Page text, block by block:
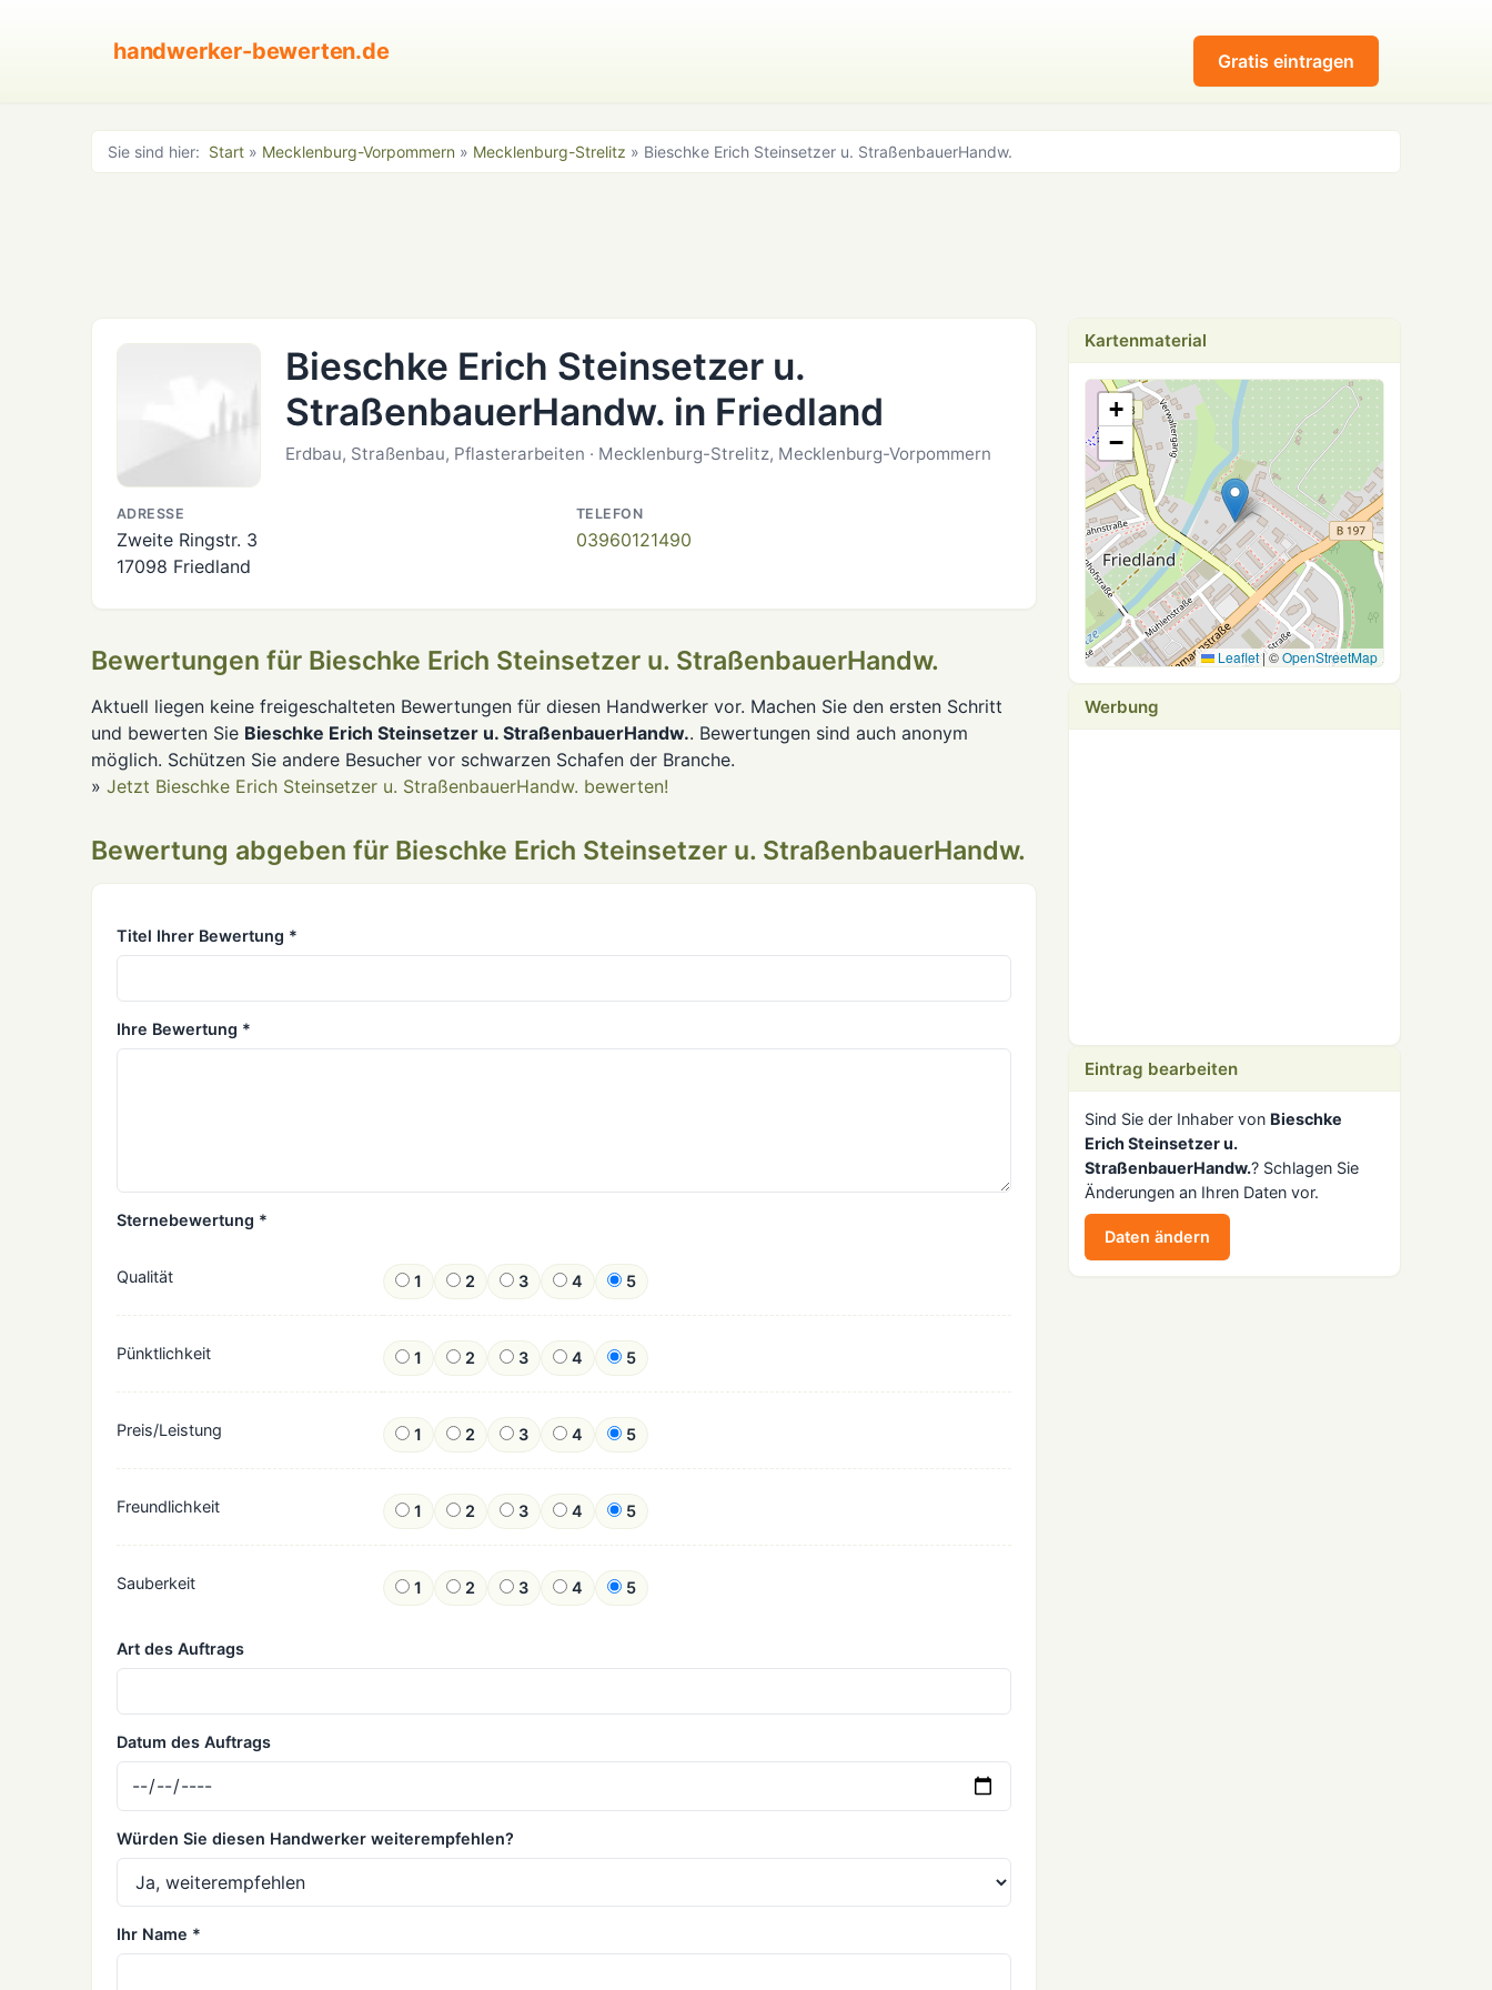
handwerker-bewerten.de Gratis eintragen
Sie sind hier: Start » Mecklenburg-Vorpommern » Mecklenburg-Strelitz » Bieschke Erich Steinsetzer u. StraßenbauerHandw.
Bieschke Erich Steinsetzer u.
StraßenbauerHandw. in Friedland
Erdbau, Straßenbau, Pflasterarbeiten · Mecklenburg-Strelitz, Mecklenburg-Vorpommern
ADRESSE
Zweite Ringstr. 3
17098 Friedland
TELEFON
03960121490
Bewertungen für Bieschke Erich Steinsetzer u. StraßenbauerHandw.
Aktuell liegen keine freigeschalteten Bewertungen für diesen Handwerker vor. Machen Sie den ersten Schritt
und bewerten Sie Bieschke Erich Steinsetzer u. StraßenbauerHandw.. Bewertungen sind auch anonym
möglich. Schützen Sie andere Besucher vor schwarzen Schafen der Branche.
» Jetzt Bieschke Erich Steinsetzer u. StraßenbauerHandw. bewerten!
Bewertung abgeben für Bieschke Erich Steinsetzer u. StraßenbauerHandw.
Titel Ihrer Bewertung *
Ihre Bewertung *
Sternebewertung *
Qualität 1 2 3 4 5
Pünktlichkeit 1 2 3 4 5
Preis/Leistung 1 2 3 4 5
Freundlichkeit 1 2 3 4 5
Sauberkeit 1 2 3 4 5
Art des Auftrags
Datum des Auftrags
Würden Sie diesen Handwerker weiterempfehlen?
Ihr Name *
Kartenmaterial
+
−
Leaflet|©OpenStreetMap
Werbung
Eintrag bearbeiten
Sind Sie der Inhaber von Bieschke
Erich Steinsetzer u.
StraßenbauerHandw.? Schlagen Sie
Änderungen an Ihren Daten vor.
Daten ändern